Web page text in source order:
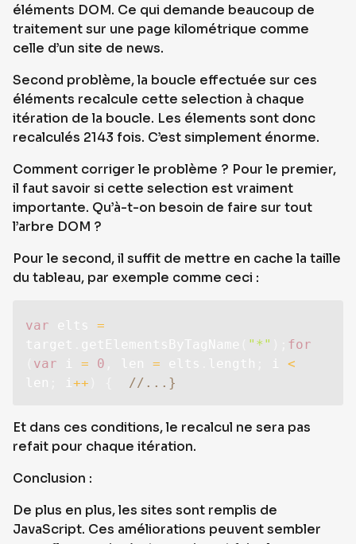
éléments DOM. Ce qui demande beaucoup de
traitement sur une page kilométrique comme
celle d’un site de news.
Second problème, la boucle effectuée sur ces
éléments recalcule cette selection à chaque
itération de la boucle. Les élements sont donc
recalculés 2143 fois. C’est simplement énorme.
Comment corriger le problème ? Pour le premier,
il faut savoir si cette selection est vraiment
importante. Qu’à-t-on besoin de faire sur tout
l’arbre DOM ?
Pour le second, il suffit de mettre en cache la taille
du tableau, par exemple comme ceci :
var elts =
target
getElementsByTagName "*"
for
var i = 0 len = elts length i <
len
i++ //...}
Et dans ces conditions, le recalcul ne sera pas
refait pour chaque itération.
Conclusion :
De plus en plus, les sites sont remplis de
JavaScript. Ces améliorations peuvent sembler